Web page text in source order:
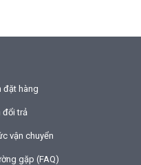
đặt hàng
đổi trả
vận chuyển
gặp (FAQ)